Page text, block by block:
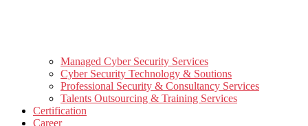
Managed Cyber Security Services
Cyber Security Technology & Soutions
Professional Security & Consultancy Services
Talents Outsourcing & Training Services
Certification
Career